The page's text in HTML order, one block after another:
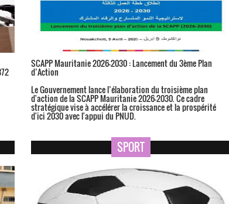
SCAPP Mauritanie 2026-2030 : Lancement du 3ème Plan
d’Action
Le Gouvernement lance l’élaboration du troisième plan
d'action de la SCAPP Mauritanie 2026-2030. Ce cadre
stratégique vise à accélérer la croissance et la prospérité
d'ici 2030 avec l'appui du PNUD.
SPORT